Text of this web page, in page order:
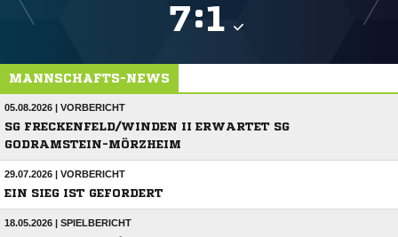
:
MANNSCHAFTS-NEWS
05.08.2026 | VORBERICHT
SG FRECKENFELD/WINDEN II ERWARTET SG
GODRAMSTEIN-MÖRZHEIM
29.07.2026 | VORBERICHT
EIN SIEG IST GEFORDERT
18.05.2026 | SPIELBERICHT